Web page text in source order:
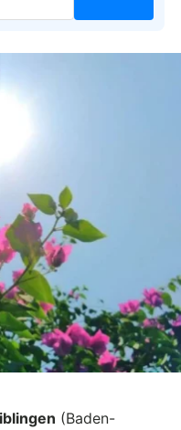
(Baden-